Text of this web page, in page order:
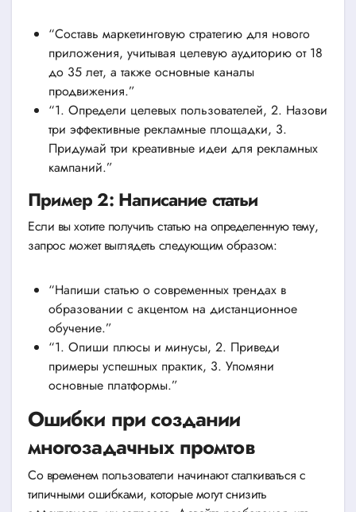
“Составь маркетинговую стратегию для нового
приложения, учитывая целевую аудиторию от 18
до 35 лет, а также основные каналы
продвижения.”
“1. Определи целевых пользователей, 2. Назови
три эффективные рекламные площадки, 3.
Придумай три креативные идеи для рекламных
кампаний.”
Пример 2: Написание статьи
Если вы хотите получить статью на определенную тему,
запрос может выглядеть следующим образом:
“Напиши статью о современных трендах в
образовании с акцентом на дистанционное
обучение.”
“1. Опиши плюсы и минусы, 2. Приведи
примеры успешных практик, 3. Упомяни
основные платформы.”
Ошибки при создании
многозадачных промтов
Со временем пользователи начинают сталкиваться с
типичными ошибками, которые могут снизить